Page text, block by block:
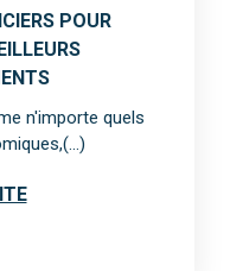
POUR
n'importe quels